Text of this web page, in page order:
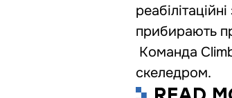
прибирають
Команда
скеледром.